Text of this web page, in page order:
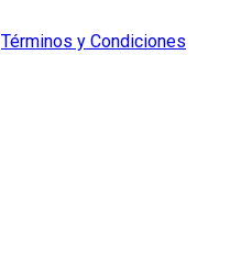
Términos y Condiciones